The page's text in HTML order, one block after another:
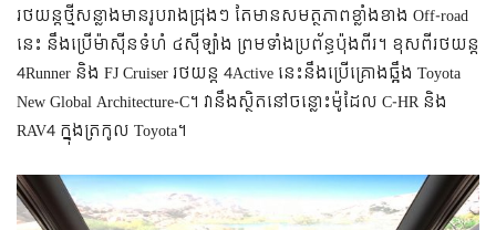
រថយន្តថ្មីសន្លាងមានរូបរាងជ្រុងៗ តែមានសមត្ថភាពខ្លាំងខាង Off-road
នេះ នឹងប្រើម៉ាស៊ីនទំហំ ៤ស៊ីឡាំង ព្រមទាំងប្រព័ន្ធប៉ុងពីរ។ ខុសពីរថយន្ត
4Runner និង FJ Cruiser រថយន្ត 4Active នេះនឹងប្រើគ្រោងឆ្អឹង Toyota
New Global Architecture-C។ វានឹងស្ថិតនៅចន្លោះម៉ូដែល C-HR និង
RAV4 ក្នុងត្រកូល Toyota។